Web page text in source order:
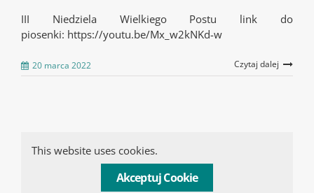
III Niedziela Wielkiego Postu link do
piosenki: https://youtu.be/Mx_w2kNKd-w
20 marca 2022 Czytaj dalej
This website uses cookies.
Akceptuj Cookie